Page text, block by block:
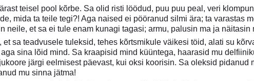
teisel pool kõrbe. Sa olid risti löödud, puu puu peal, veri
mida ta teile tegi?! Aga naised ei pööranud silmi ära; ta varastas
neile, et sa ei tule enam kunagi tagasi; armu, palusin ma ja näitasin
et sa teadvusele tuleksid, tehes kõrtsmikule väikesi töid, alati su
sina lõid mind. Sa kraapisid mind küüntega, haarasid mu
järgi eelmisest päevast, kui oksi koorisin. Sa oleksid pidanud
mu sinna jätma!